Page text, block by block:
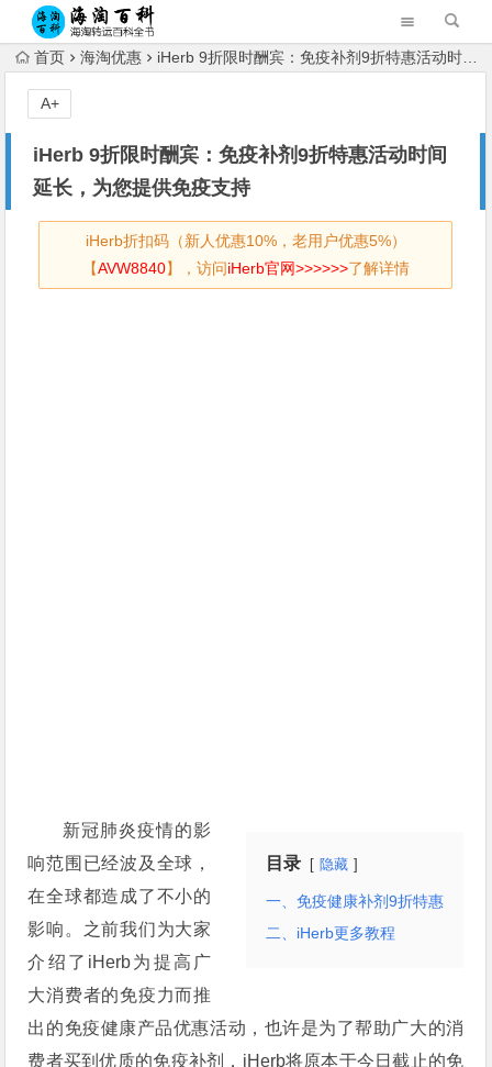
首页 海淘优惠 iHerb 9折限时酬宾：免疫补剂9折特惠活动时间延长，为您提供免疫支持
iHerb 9折限时酬宾：免疫补剂9折特惠活动时间
延长，为您提供免疫支持
iHerb折扣码（新人优惠10%，老用户优惠5%）
【AVW8840】，访问iHerb官网>>>>>>了解详情
A+
目录 隐藏
一、免疫健康补剂9折特惠
二、iHerb更多教程
新冠肺炎疫情的影
响范围已经波及全球，
在全球都造成了不小的
影响。之前我们为大家
介绍了iHerb为提高广
大消费者的免疫力而推
出的免疫健康产品优惠活动，也许是为了帮助广大的消
费者买到优质的免疫补剂，iHerb将原本于今日截止的免